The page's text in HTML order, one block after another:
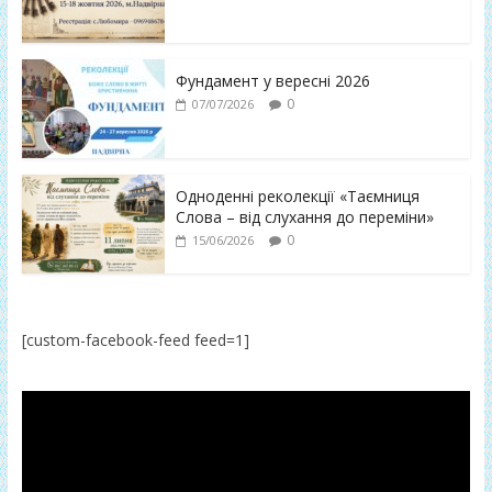
Фундамент у вересні 2026
07/07/2026 0
Одноденні реколекції «Таємниця
Слова – від слухання до переміни»
15/06/2026 0
[custom-facebook-feed feed=1]